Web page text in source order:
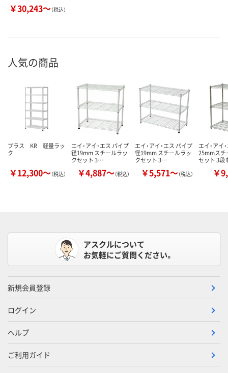
￥30,243～（税込）
人気の商品
プラス KR 軽量ラッ
ク
￥12,300～（税込）
エイ・アイ・エス パイプ
径19mm スチールラッ
クセット 3…
￥4,887～（税込）
エイ・アイ・エス パイプ
径19mm スチールラッ
クセット 3…
￥5,571～（税込）
エイ・アイ
25mmスチ
セット 3段
￥
アスクルについて
お気軽にご質問ください。
新規会員登録
ログイン
ヘルプ
ご利用ガイド